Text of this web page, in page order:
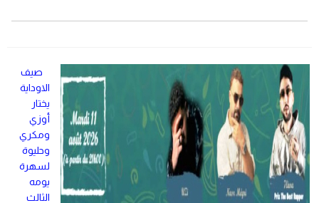
صيف
الاوداية
يختار
أوزي
ومكري
وحليوة
لسهرة
يومه
الثالث